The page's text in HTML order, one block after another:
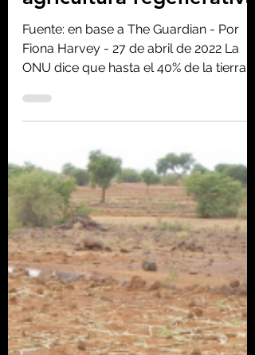
El 40% de la tierra del
mundo está degradada:
necesitamos una
Fiona Harvey - 27 de abril de 2022 La
ONU dice que hasta el 40% de la tierra
del mundo está...